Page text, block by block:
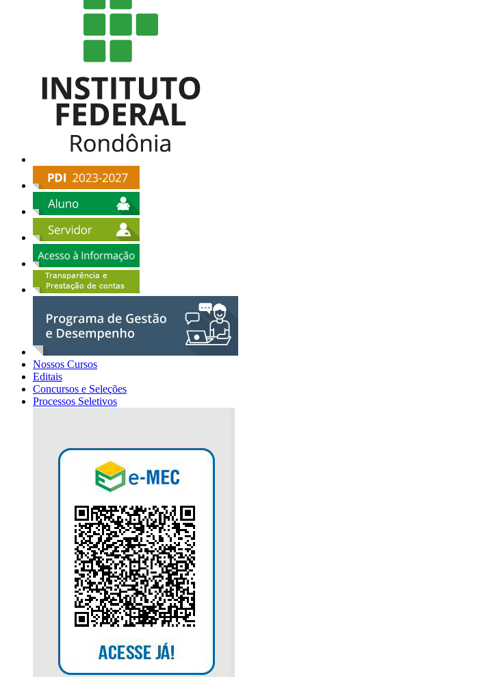
Nossos Cursos
Editais
Concursos e Seleções
Processos Seletivos